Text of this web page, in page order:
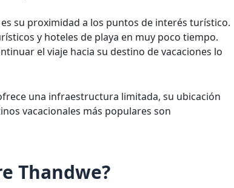
su proximidad a los puntos de interés turístico.
y hoteles de playa en muy poco tiempo.
el viaje hacia su destino de vacaciones lo
una infraestructura limitada, su ubicación
vacacionales más populares son
Thandwe?